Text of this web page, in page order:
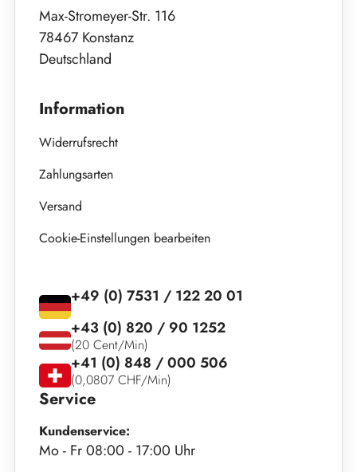
Max-Stromeyer-Str. 116
78467 Konstanz
Deutschland
Information
Widerrufsrecht
Zahlungsarten
Versand
Cookie-Einstellungen bearbeiten
Service
Kundenservice:
Mo - Fr 08:00 - 17:00 Uhr
+49 (0) 7531 / 122 20 01
+43 (0) 820 / 90 1252
(20 Cent/Min)
+41 (0) 848 / 000 506
(0,0807 CHF/Min)